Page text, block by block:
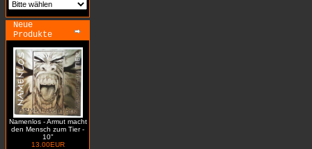
Neue
Produkte
Namenlos - Armut macht
den Mensch zum Tier -
10"
13.00EUR